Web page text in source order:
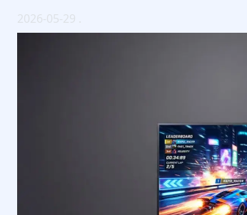
2026-05-29 .